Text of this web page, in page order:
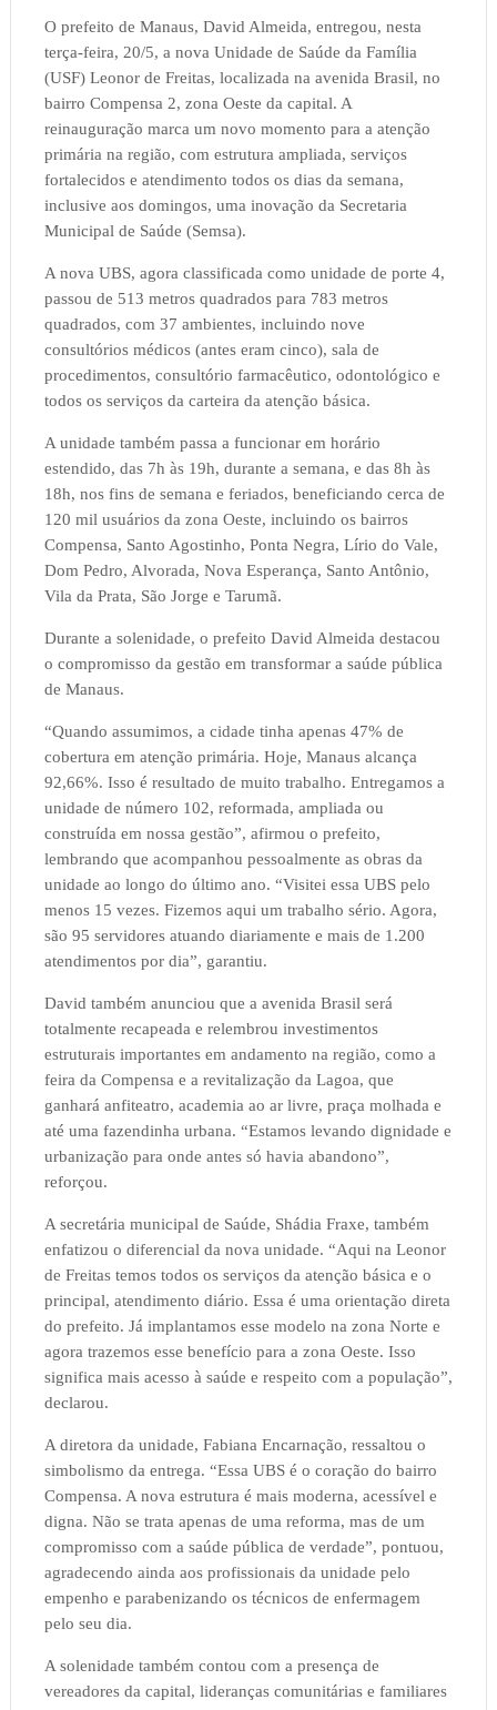
O prefeito de Manaus, David Almeida, entregou, nesta
terça-feira, 20/5, a nova Unidade de Saúde da Família
(USF) Leonor de Freitas, localizada na avenida Brasil, no
bairro Compensa 2, zona Oeste da capital. A
reinauguração marca um novo momento para a atenção
primária na região, com estrutura ampliada, serviços
fortalecidos e atendimento todos os dias da semana,
inclusive aos domingos, uma inovação da Secretaria
Municipal de Saúde (Semsa).
A nova UBS, agora classificada como unidade de porte 4,
passou de 513 metros quadrados para 783 metros
quadrados, com 37 ambientes, incluindo nove
consultórios médicos (antes eram cinco), sala de
procedimentos, consultório farmacêutico, odontológico e
todos os serviços da carteira da atenção básica.
A unidade também passa a funcionar em horário
estendido, das 7h às 19h, durante a semana, e das 8h às
18h, nos fins de semana e feriados, beneficiando cerca de
120 mil usuários da zona Oeste, incluindo os bairros
Compensa, Santo Agostinho, Ponta Negra, Lírio do Vale,
Dom Pedro, Alvorada, Nova Esperança, Santo Antônio,
Vila da Prata, São Jorge e Tarumã.
Durante a solenidade, o prefeito David Almeida destacou
o compromisso da gestão em transformar a saúde pública
de Manaus.
“Quando assumimos, a cidade tinha apenas 47% de
cobertura em atenção primária. Hoje, Manaus alcança
92,66%. Isso é resultado de muito trabalho. Entregamos a
unidade de número 102, reformada, ampliada ou
construída em nossa gestão”, afirmou o prefeito,
lembrando que acompanhou pessoalmente as obras da
unidade ao longo do último ano. “Visitei essa UBS pelo
menos 15 vezes. Fizemos aqui um trabalho sério. Agora,
são 95 servidores atuando diariamente e mais de 1.200
atendimentos por dia”, garantiu.
David também anunciou que a avenida Brasil será
totalmente recapeada e relembrou investimentos
estruturais importantes em andamento na região, como a
feira da Compensa e a revitalização da Lagoa, que
ganhará anfiteatro, academia ao ar livre, praça molhada e
até uma fazendinha urbana. “Estamos levando dignidade e
urbanização para onde antes só havia abandono”,
reforçou.
A secretária municipal de Saúde, Shádia Fraxe, também
enfatizou o diferencial da nova unidade. “Aqui na Leonor
de Freitas temos todos os serviços da atenção básica e o
principal, atendimento diário. Essa é uma orientação direta
do prefeito. Já implantamos esse modelo na zona Norte e
agora trazemos esse benefício para a zona Oeste. Isso
significa mais acesso à saúde e respeito com a população”,
declarou.
A diretora da unidade, Fabiana Encarnação, ressaltou o
simbolismo da entrega. “Essa UBS é o coração do bairro
Compensa. A nova estrutura é mais moderna, acessível e
digna. Não se trata apenas de uma reforma, mas de um
compromisso com a saúde pública de verdade”, pontuou,
agradecendo ainda aos profissionais da unidade pelo
empenho e parabenizando os técnicos de enfermagem
pelo seu dia.
A solenidade também contou com a presença de
vereadores da capital, lideranças comunitárias e familiares